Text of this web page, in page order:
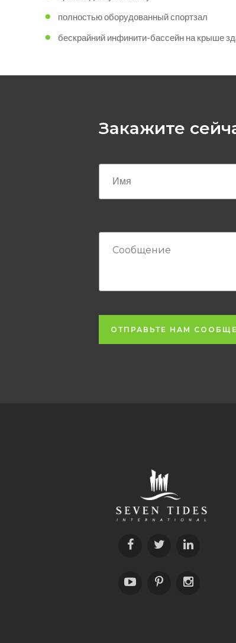
полностью оборудованный спортзал
бескрайний инфинити-бассейн на крыше
Закажите
ОТПРАВЬТЕ НАМ